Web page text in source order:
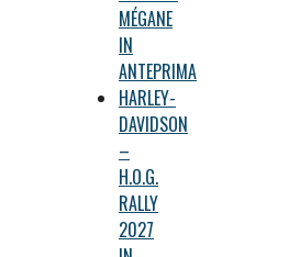
MÉGANE
IN
ANTEPRIMA
HARLEY-
DAVIDSON
–
H.O.G.
RALLY
2027